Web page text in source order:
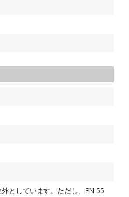
としています。ただし、EN 55